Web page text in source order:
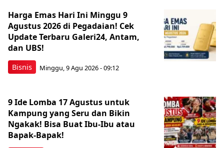
Bisnis
Harga Emas Hari Ini Minggu 9
Agustus 2026 di Pegadaian! Cek
Update Terbaru Galeri24, Antam,
dan UBS!
Minggu, 9 Agu 2026 - 09:12
9 Ide Lomba 17 Agustus untuk
Kampung yang Seru dan Bikin
Ngakak! Bisa Buat Ibu-Ibu atau
Bapak-Bapak!